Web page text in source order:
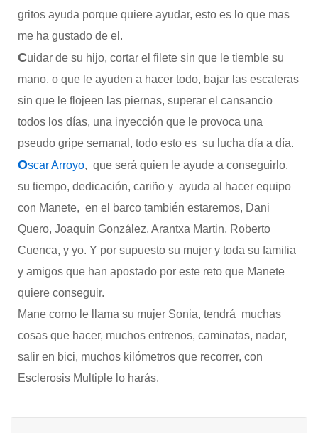
gritos ayuda porque quiere ayudar, esto es lo que mas
me ha gustado de el.
Cuidar de su hijo, cortar el filete sin que le tiemble su
mano, o que le ayuden a hacer todo, bajar las escaleras
sin que le flojeen las piernas, superar el cansancio
todos los días, una inyección que le provoca una
pseudo gripe semanal, todo esto es su lucha día a día.
Oscar Arroyo, que será quien le ayude a conseguirlo,
su tiempo, dedicación, cariño y ayuda al hacer equipo
con Manete, en el barco también estaremos, Dani
Quero, Joaquín González, Arantxa Martin, Roberto
Cuenca, y yo. Y por supuesto su mujer y toda su familia
y amigos que han apostado por este reto que Manete
quiere conseguir.
Mane como le llama su mujer Sonia, tendrá muchas
cosas que hacer, muchos entrenos, caminatas, nadar,
salir en bici, muchos kilómetros que recorrer, con
Esclerosis Multiple lo harás.